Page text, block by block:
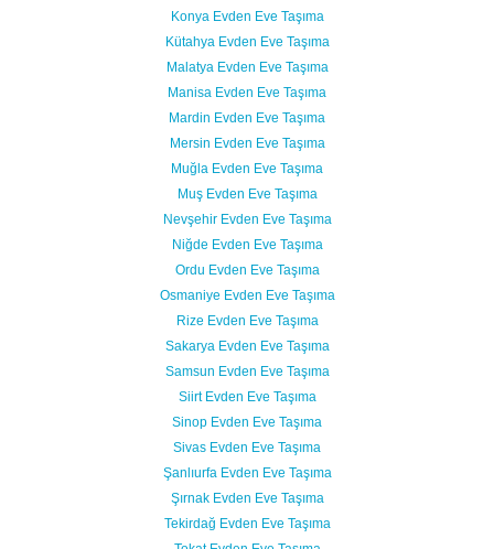
Konya Evden Eve Taşıma
Kütahya Evden Eve Taşıma
Malatya Evden Eve Taşıma
Manisa Evden Eve Taşıma
Mardin Evden Eve Taşıma
Mersin Evden Eve Taşıma
Muğla Evden Eve Taşıma
Muş Evden Eve Taşıma
Nevşehir Evden Eve Taşıma
Niğde Evden Eve Taşıma
Ordu Evden Eve Taşıma
Osmaniye Evden Eve Taşıma
Rize Evden Eve Taşıma
Sakarya Evden Eve Taşıma
Samsun Evden Eve Taşıma
Siirt Evden Eve Taşıma
Sinop Evden Eve Taşıma
Sivas Evden Eve Taşıma
Şanlıurfa Evden Eve Taşıma
Şırnak Evden Eve Taşıma
Tekirdağ Evden Eve Taşıma